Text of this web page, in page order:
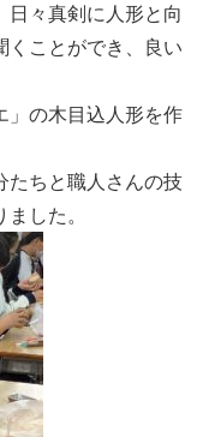
日々真剣に人形と向
くことができ、良い
」の木目込人形を作
たちと職人さんの技
した。